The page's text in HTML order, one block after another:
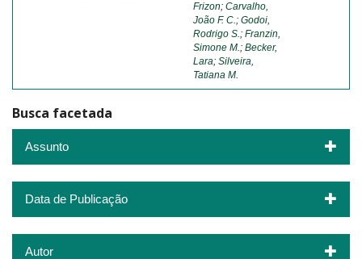
Frizon; Carvalho,
João F. C.; Godoi,
Rodrigo S.; Franzin,
Simone M.; Becker,
Lara; Silveira,
Tatiana M.
Busca facetada
Assunto
Data de Publicação
Autor